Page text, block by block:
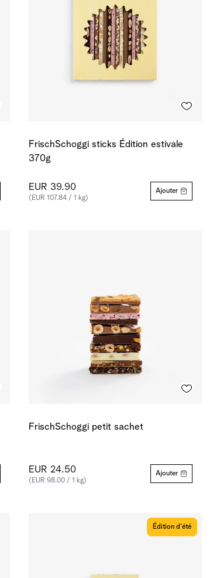
FrischSchoggi sticks Édition estivale
370g
EUR 39.90
(EUR 107.84 / 1 kg)
Ajouter
FrischSchoggi petit sachet
EUR 24.50
(EUR 98.00 / 1 kg)
Ajouter
Édition d'été